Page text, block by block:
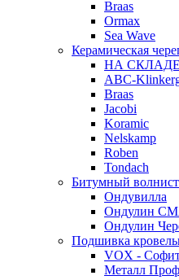
Braas
Ormax
Sea Wave
Керамическая
НА СКЛАДЕ
ABC-
Braas
Jacobi
Koramic
Nelskamp
Roben
Tondach
Битумный
Ондувилла
Ондулин
Ондулин
Подшивка
VOX -
Металл